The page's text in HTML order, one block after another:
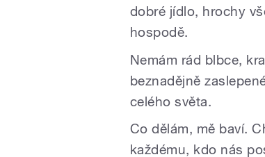
dobré jídlo, hrochy
hospodě.
Nemám rád blbce,
beznadějně
celého světa.
Co dělám, mě baví.
každému, kdo nás